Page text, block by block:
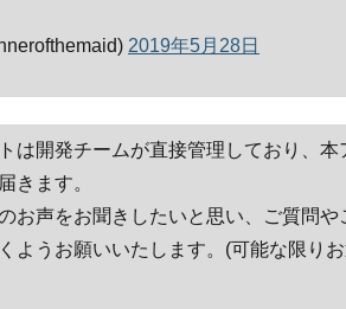
2019年5月28日
は開発チームが直接管理しており、
きます。
お声をお聞きしたいと思い、ご質問や
ようお願いいたします。(可能な限り